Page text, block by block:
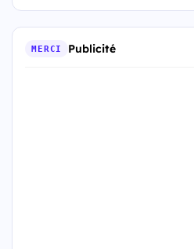
MERCI Publicité